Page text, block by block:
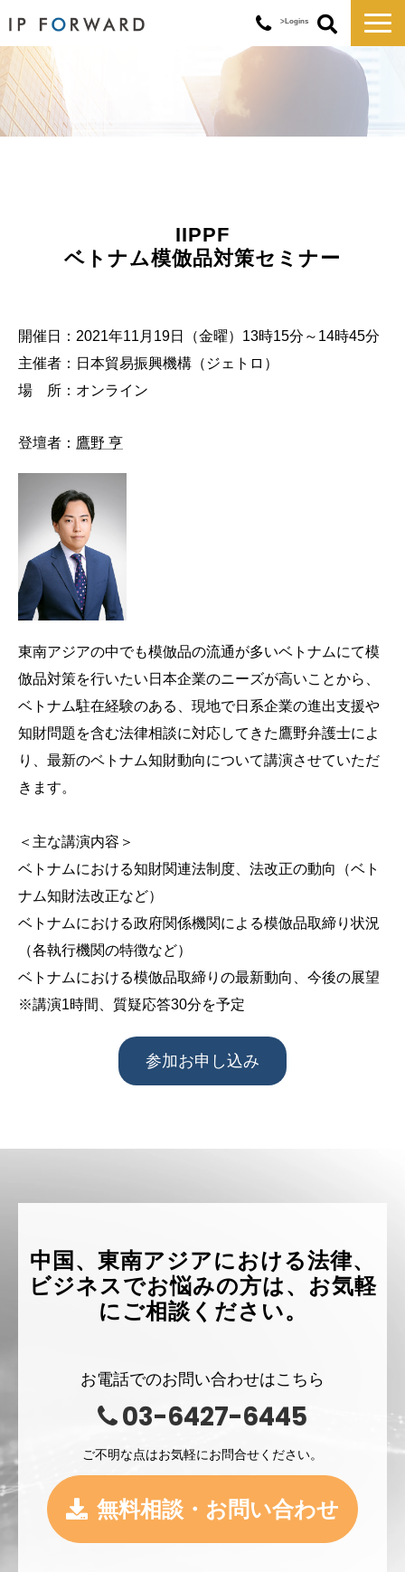
>Logins
サービス一覧
対応実績
コラム
企業情報
IIPPF
ベトナム模倣品対策セミナー
開催日：2021年11月19日（金曜）13時15分～14時45分
主催者：日本貿易振興機構（ジェトロ）
場 所：オンライン
登壇者： 鷹野 亨
東南アジアの中でも模倣品の流通が多いベトナムにて模
倣品対策を行いたい日本企業のニーズが高いことから、
ベトナム駐在経験のある、現地で日系企業の進出支援や
知財問題を含む法律相談に対応してきた鷹野弁護士によ
り、最新のベトナム知財動向について講演させていただ
きます。
＜主な講演内容＞
ベトナムにおける知財関連法制度、法改正の動向（ベト
ナム知財法改正など）
ベトナムにおける政府関係機関による模倣品取締り状況
（各執行機関の特徴など）
ベトナムにおける模倣品取締りの最新動向、今後の展望
※講演1時間、質疑応答30分を予定
参加お申し込み
中国、東南アジアにおける法律、
ビジネスでお悩みの方は、お気軽
にご相談ください。
お電話でのお問い合わせはこちら
03-6427-6445
ご不明な点はお気軽にお問合せください。
無料相談・お問い合わせ